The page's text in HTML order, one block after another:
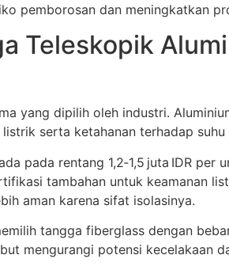
pemborosan dan meningkatkan
Teleskopik
yang dipilih oleh industri.
serta ketahanan terhadap suhu
pada rentang 1,2‑1,5 juta IDR per
tambahan untuk keamanan
aman karena sifat isolasinya.
tangga fiberglass dengan
mengurangi potensi kecelakaan